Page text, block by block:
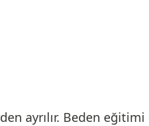
ayrılır. Beden